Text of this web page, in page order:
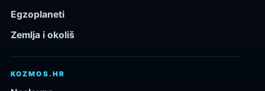
Egzoplaneti
Zemlja i okoliš
KOZMOS.HR